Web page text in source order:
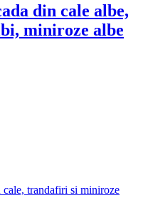
din cale albe,
miniroze albe